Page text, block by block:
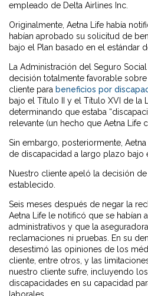
empleado de Delta Airlines Inc.
Originalmente, Aetna Life había
habían aprobado su solicitud de
bajo el Plan basado en el estándar
La Administración del Seguro
decisión totalmente favorable
cliente para beneficios por
bajo el Título II y el Título XVI de la
determinando que estaba
relevante (un hecho que Aetna Life
Sin embargo, posteriormente,
de discapacidad a largo plazo bajo
Nuestro cliente apeló la decisión
establecido.
Seis meses después de negar la
Aetna Life le notificó que se habían
administrativos y que la
reclamaciones ni pruebas. En su
desestimó las opiniones de los
cliente, entre otros, y las
nuestro cliente sufre, incluyendo
discapacidades en su capacidad